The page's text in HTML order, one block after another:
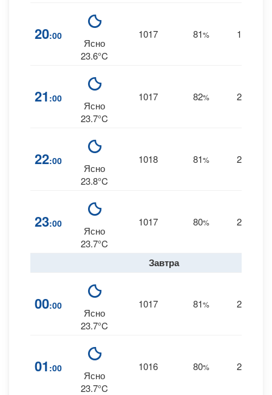
20:00
Ясно
23.6°C
1017 81% 19
21 :00
Ясно
23.7°C
1017 82% 20
22:00
Ясно
23.8°C
1018 81% 22
23:00
Ясно
23.7°C
1017 80% 23
Завтра
00:00
Ясно
23.7°C
1017 81% 25
01 :00
Ясно
23.7°C
1016 80% 25